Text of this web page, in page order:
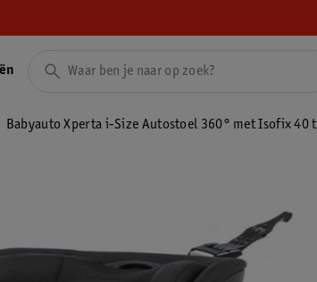
Babyauto Xperta i-Size Autostoel 360° met Isofix 40